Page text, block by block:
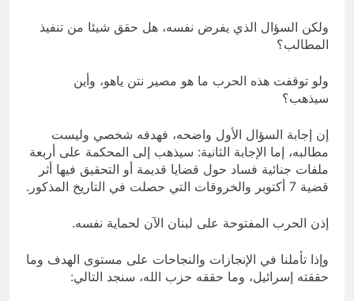
ولكن السؤال الذي يفرض نفسه، هل حقق شيئا من تنفيذ
المطالب؟
ولو توقفت هذه الحرب ما هو مصير نتن ياهو، وأين
سيذهب؟
إن إجابة السؤال الأول واضحه، فهدفه شخصي وليست
مطالبه، إما الإجابة الثانية: سيذهب إلى المحكمة على أربعة
ملفات جنائية فساد حول قضايا قديمة أو التحقيق فيها أثر
قضية 7 أكتوبر والخروقات التي حصلت في التاريخ المذكور.
إذن الحرب المفتوحة على لبنان الآن لحماية نفسه.
وإذا تأملنا في الإنجازات والنجاحات على مستوى الهدف وما
حققته إسرائيل، وما حققه حزب الله، سنجد التالي: